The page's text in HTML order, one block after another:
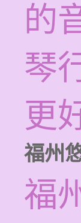
的
琴
更
福州
福